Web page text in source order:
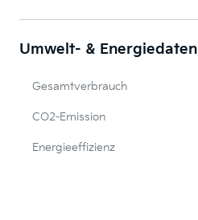
Umwelt- & Energiedaten
Gesamtverbrauch
CO2-Emission
Energieeffizienz